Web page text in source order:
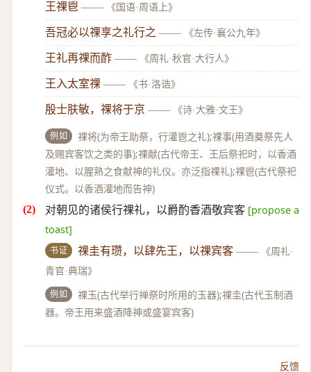
王祼鬯 —— 《国语·周语上》
吾冠必以祼享之礼行之 —— 《左传·襄公九年》
王礼再祼而酢 —— 《周礼·秋官·大行人》
王入太室祼 —— 《书·洛诰》
殷士肤敏，祼将于京 —— 《诗·大雅·文王》
例如
祼将(为帝王助祭，行灌鬯之礼);祼事(用酒奠祭先人
及赐宾客饮之类的事);祼献(古代帝王、王后祭祀时，以香酒
灌地、以腥熟之食献神的礼仪。亦泛指祼礼);祼鬯(古代祭祀
仪式。以香酒灌地而告神)
对朝见的诸侯行祼礼，以爵酌香酒敬宾客 [propose a
toast]
书证 祼圭有瓒，以肆先王，以祼宾客 ——
《周礼·
青官·典瑞》
例如
祼玉(古代举行禅祭时所用的玉器);祼圭(古代玉制酒
器。帝王用来盛酒降神或盛宴宾客)
反馈